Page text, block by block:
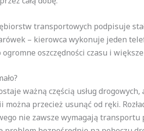
transportowych podpisuje
– kierowca wykonuje jeden
oszczędności czasu i
ważną częścią usług
przecież usunąć od ręki.
nie zawsze wymagają